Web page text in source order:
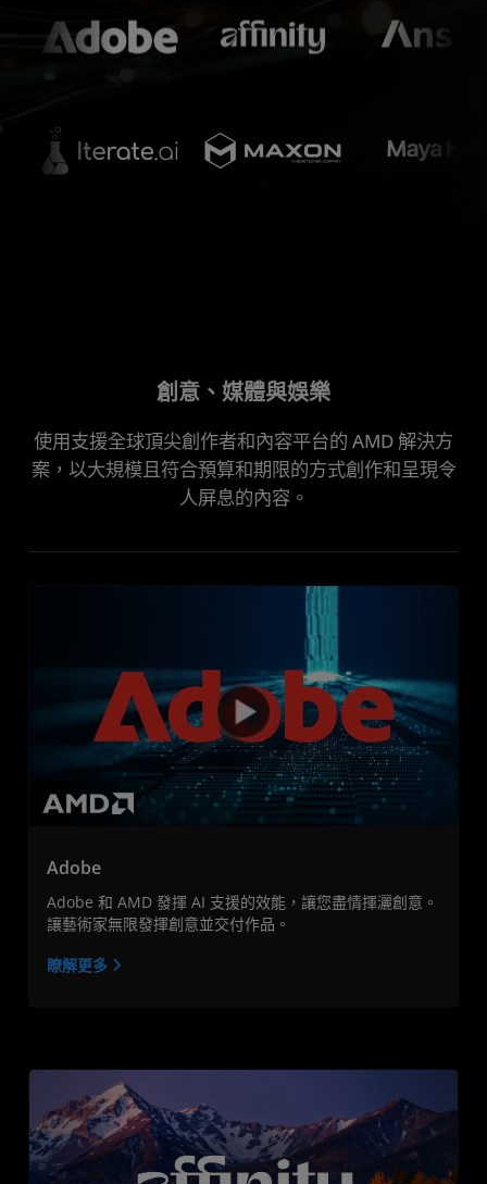
創意、媒體與娛樂
使用支援全球頂尖創作者和內容平台的 AMD 解決方
案，以大規模且符合預算和期限的方式創作和呈現令
人屏息的內容。
Adobe
Adobe 和 AMD 發揮 AI 支援的效能，讓您盡情揮灑創意。
讓藝術家無限發揮創意並交付作品。
瞭解更多